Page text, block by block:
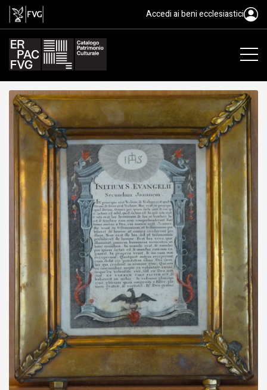
Initium S. Evangelii Secundum
Accedi ai beni ecclesiastici